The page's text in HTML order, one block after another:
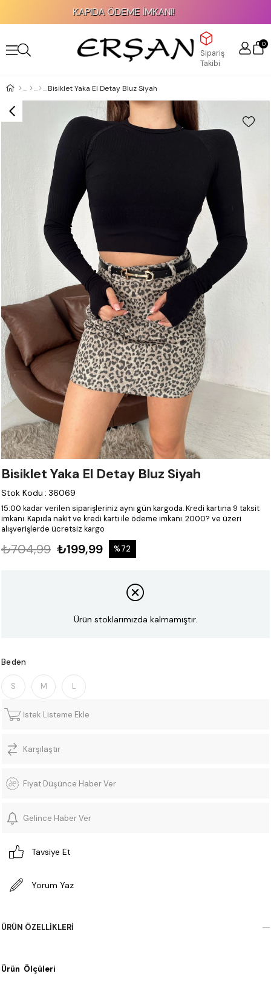
KAPIDA ÖDEME İMKANI!
Sipariş
Takibi
0
Bisiklet Yaka El Detay Bluz Siyah
Bisiklet Yaka El Detay Bluz Siyah
Stok Kodu : 36069
15:00 kadar verilen siparişleriniz aynı gün kargoda.Kredi kartına 9 taksit
imkanı.Kapıda nakit ve kredi kartı ile ödeme imkanı.2000? ve üzeri
alışverişlerde ücretsiz kargo
₺704,99 ₺199,99 %72
Ürün stoklarımızda kalmamıştır.
Beden
S M L
İstek Listeme Ekle
Karşılaştır
Fiyat Düşünce Haber Ver
Gelince Haber Ver
Tavsiye Et
Yorum Yaz
ÜRÜN ÖZELLIKLERI
Ürün Ölçüleri